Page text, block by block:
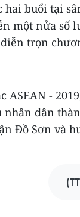
buổi tại
một nửa số
trọn
-
dân
Đồ Sơn và